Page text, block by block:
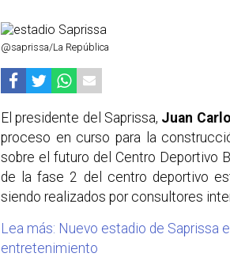
@saprissa/La República
El presidente del Saprissa, Juan
proceso en curso para la
sobre el futuro del Centro Deportivo
de la fase 2 del centro deportivo
siendo realizados por consultores
Lea más: Nuevo estadio de Saprissa
entretenimiento